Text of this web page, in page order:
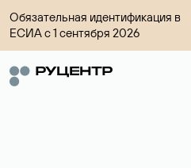
Обязательная идентификация в
ЕСИА с 1 сентября 2026